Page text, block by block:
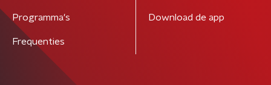
Programma's
Frequenties
Download de app